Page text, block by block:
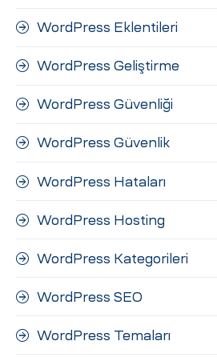
WordPress Eklentileri
WordPress Geliştirme
WordPress Güvenliği
WordPress Güvenlik
WordPress Hataları
WordPress Hosting
WordPress Kategorileri
WordPress SEO
WordPress Temaları